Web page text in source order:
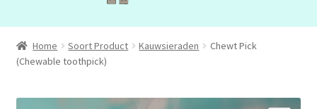
ADD
ADHD
ASS
Home Soort Product Kauwsieraden
Chewt Pick
(Chewable toothpick)